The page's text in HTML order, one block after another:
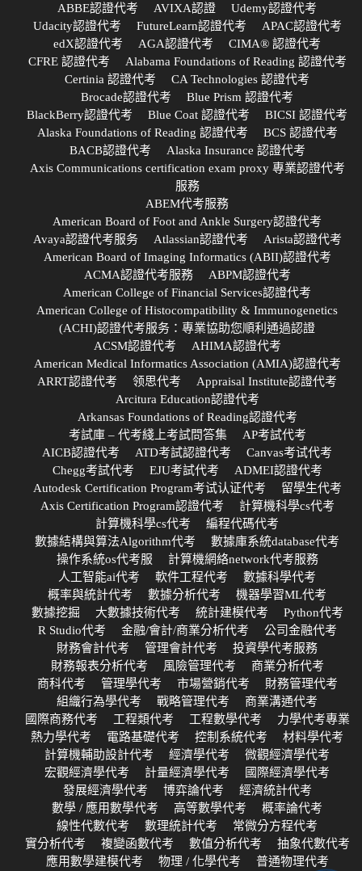
ABBE認證代考
AVIXA認證
Udemy認證代考
Udacity認證代考
FutureLearn認證代考
APAC認證代考
edX認證代考
AGA認證代考
CIMA® 認證代考
CFRE 認證代考
Alabama Foundations of Reading 認證代考
Certinia 認證代考
CA Technologies 認證代考
Brocade認證代考
Blue Prism 認證代考
BlackBerry認證代考
Blue Coat 認證代考
BICSI 認證代考
Alaska Foundations of Reading 認證代考
BCS 認證代考
BACB認證代考
Alaska Insurance 認證代考
Axis Communications certification exam proxy 專業認證代考
服務
ABEM代考服務
American Board of Foot and Ankle Surgery認證代考
Avaya認證代考服务
Atlassian認證代考
Arista認證代考
American Board of Imaging Informatics (ABII)認證代考
ACMA認證代考服務
ABPM認證代考
American College of Financial Services認證代考
American College of Histocompatibility & Immunogenetics
(ACHI)認證代考服务：專業協助您順利通過認證
ACSM認證代考
AHIMA認證代考
American Medical Informatics Association (AMIA)認證代考
ARRT認證代考
领思代考
Appraisal Institute認證代考
Arcitura Education認證代考
Arkansas Foundations of Reading認證代考
考試庫 – 代考綫上考試問答集
AP考試代考
AICB認證代考
ATD考試認證代考
Canvas考试代考
Chegg考試代考
EJU考試代考
ADMEI認證代考
Autodesk Certification Program考试认证代考
留學生代考
Axis Certification Program認證代考
計算機科學cs代考
計算機科學cs代考
編程代碼代考
數據結構與算法Algorithm代考
數據庫系統database代考
操作系統os代考服
計算機網絡network代考服務
人工智能ai代考
軟件工程代考
數據科學代考
概率與統計代考
數據分析代考
機器學習ML代考
數據挖掘
大數據技術代考 統計建模代考
Python代考
R Studio代考
金融/會計/商業分析代考
公司金融代考
財務會計代考
管理會計代考
投資學代考服務
財務報表分析代考
風險管理代考
商業分析代考
商科代考
管理學代考 市場營銷代考
財務管理代考
組織行為學代考
戰略管理代考
商業溝通代考
國際商務代考
工程類代考 工程數學代考
力學代考專業
熱力學代考
電路基礎代考 控制系統代考
材料學代考
計算機輔助設計代考
經濟學代考
微觀經濟學代考
宏觀經濟學代考
計量經濟學代考
國際經濟學代考
發展經濟學代考
博弈論代考
經濟統計代考
數學 / 應用數學代考
高等數學代考
概率論代考
線性代數代考
數理統計代考
常微分方程代考
實分析代考
複變函數代考 數值分析代考
抽象代數代考
應用數學建模代考
物理 / 化學代考 普通物理代考